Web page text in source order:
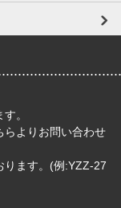
。
ら よりお問い合わせ
ます。(例:YZZ-27